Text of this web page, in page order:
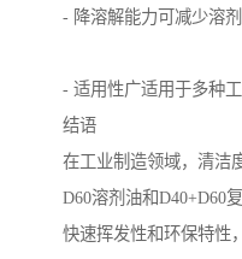
- 降溶解能力可减少溶
- 适用性广适用于多种
结语
在工业制造领域，清洁
D60溶剂油和D40+D60
快速挥发性和环保特性